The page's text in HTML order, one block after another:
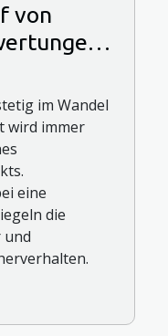
von
steigern
im Wandel
wird immer
eine
die
und